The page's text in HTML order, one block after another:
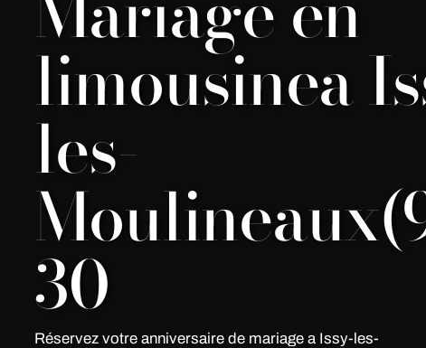
limousinea
les-
30
Réservez votre anniversaire de mariage a Issy-les-